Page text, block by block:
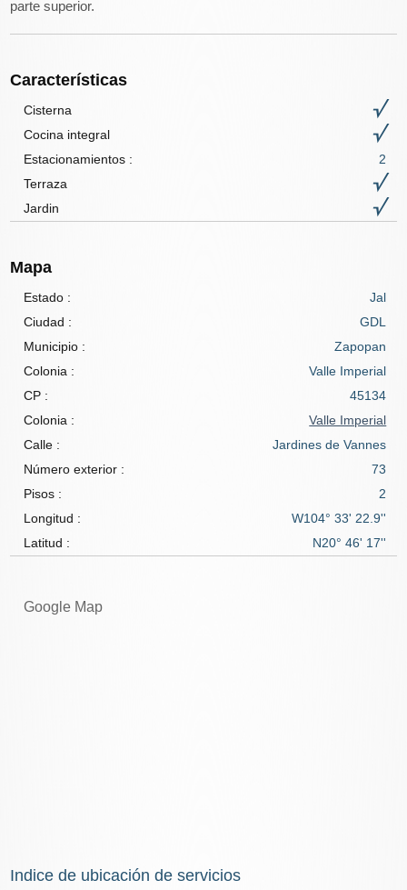
parte superior.
Características
Cisterna
Cocina integral
Estacionamientos :
2
Terraza
Jardin
Mapa
Estado :
Jal
Ciudad :
GDL
Municipio :
Zapopan
Colonia :
Valle Imperial
CP :
45134
Colonia :
Valle Imperial
Calle :
Jardines de Vannes
Número exterior :
73
Pisos :
2
Longitud :
W104° 33' 22.9''
Latitud :
N20° 46' 17''
Google Map
Indice de ubicación de servicios